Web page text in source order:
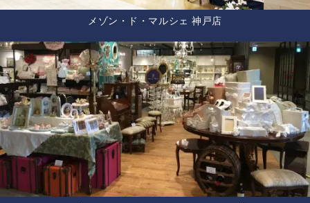
メゾン・ド・マルシェ 神戸店